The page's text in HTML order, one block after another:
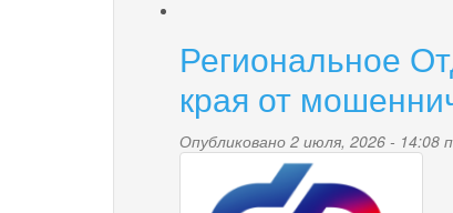
начале
проведения
оценки
готовности
отопительному
Региональное
края от
Опубликовано 2 июля, 2026 - 14:08